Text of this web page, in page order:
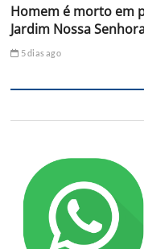
Homem é morto em
Jardim Nossa
5 dias ago